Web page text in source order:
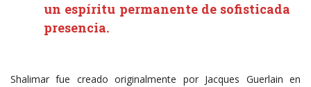
un espíritu permanente de sofisticada
presencia.
Shalimar fue creado originalmente por Jacques Guerlain en